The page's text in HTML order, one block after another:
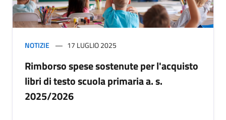
NOTIZIE 17 LUGLIO 2025
Rimborso spese sostenute per l'acquisto
libri di testo scuola primaria a. s.
2025/2026